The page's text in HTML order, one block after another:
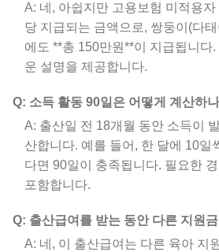
A: 네, 아쉽지만 고용보험 미적용
당 지급되는 금액으로, 쌍둥이(다
에도 **총 150만원**이 지급됩니다
운 설명을 제공합니다.
Q: 소득 활동 90일은 어떻게 계산하
A: 출산일 전 18개월 동안 소득이
산합니다. 예를 들어, 한 달에 10일
다면 90일이 충족됩니다. 필요한
포함합니다.
Q: 출산급여를 받는 동안 다른 지원
A: 네, 이 출산급여는 다른 육아 지